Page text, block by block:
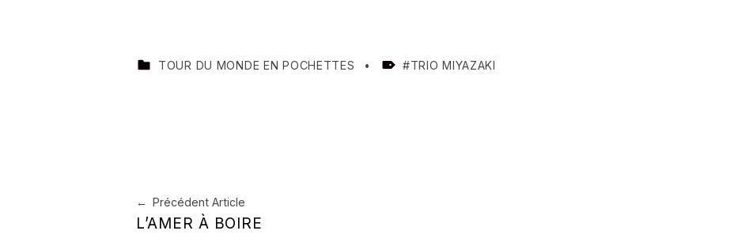
TOUR DU MONDE EN POCHETTES TRIO MIYAZAKI
Navigation de l’article
Précédent Article
L’AMER À BOIRE